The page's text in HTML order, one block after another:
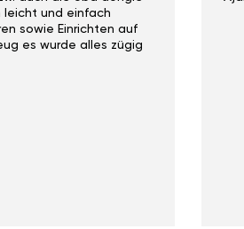
leicht und einfach
sowie Einrichten auf
es wurde alles zügig